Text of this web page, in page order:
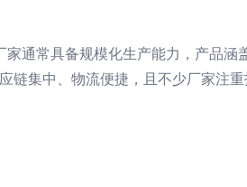
通常具备规模化生产能力，产品涵
链集中、物流便捷，且不少厂家注重